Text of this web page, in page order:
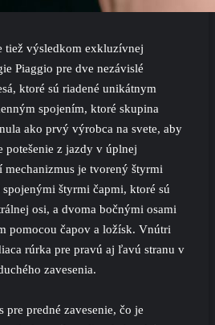
tiež výsledkom exkluzívnej
Piaggio pre dve nezávislé
ktoré sú riadené unikátnym
spojením, ktoré skupina
ako prvý výrobca na svete, aby
potešenie z jazdy v úplnej
mechanizmus je tvorený štyrmi
štyrmi čapmi, ktoré sú
osi, a dvoma bočnými osami
pomocou čapov a ložísk. Vnútri
rúrka pre pravú aj ľavú stranu v
zavesenia.
pre predné zavesenie, čo je